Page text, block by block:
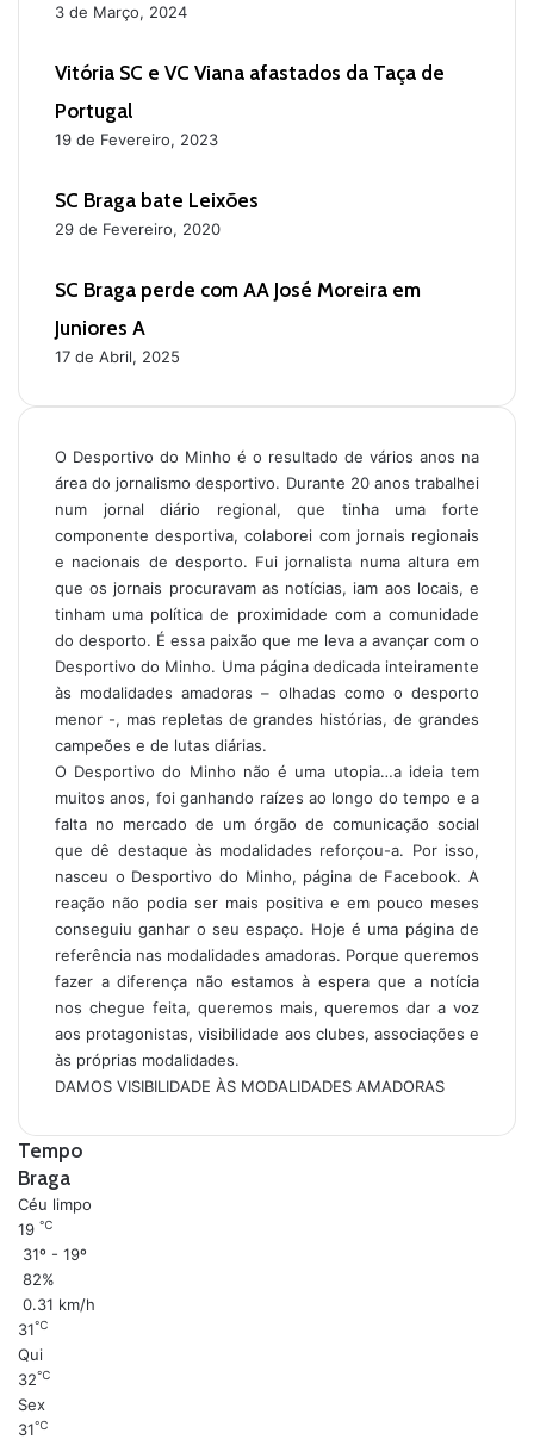
3 de Março, 2024
Vitória SC e VC Viana afastados da Taça de
Portugal
19 de Fevereiro, 2023
SC Braga bate Leixões
29 de Fevereiro, 2020
SC Braga perde com AA José Moreira em
Juniores A
17 de Abril, 2025
O Desportivo do Minho é o resultado de vários anos na
área do jornalismo desportivo. Durante 20 anos trabalhei
num jornal diário regional, que tinha uma forte
componente desportiva, colaborei com jornais regionais
e nacionais de desporto. Fui jornalista numa altura em
que os jornais procuravam as notícias, iam aos locais, e
tinham uma política de proximidade com a comunidade
do desporto. É essa paixão que me leva a avançar com o
Desportivo do Minho. Uma página dedicada inteiramente
às modalidades amadoras – olhadas como o desporto
menor -, mas repletas de grandes histórias, de grandes
campeões e de lutas diárias.
O Desportivo do Minho não é uma utopia…a ideia tem
muitos anos, foi ganhando raízes ao longo do tempo e a
falta no mercado de um órgão de comunicação social
que dê destaque às modalidades reforçou-a. Por isso,
nasceu o Desportivo do Minho, página de Facebook. A
reação não podia ser mais positiva e em pouco meses
conseguiu ganhar o seu espaço. Hoje é uma página de
referência nas modalidades amadoras. Porque queremos
fazer a diferença não estamos à espera que a notícia
nos chegue feita, queremos mais, queremos dar a voz
aos protagonistas, visibilidade aos clubes, associações e
às próprias modalidades.
DAMOS VISIBILIDADE ÀS MODALIDADES AMADORAS
Tempo
Braga
Céu limpo
19 ℃
31º - 19º
82%
0.31 km/h
31℃
Qui
32℃
Sex
31℃